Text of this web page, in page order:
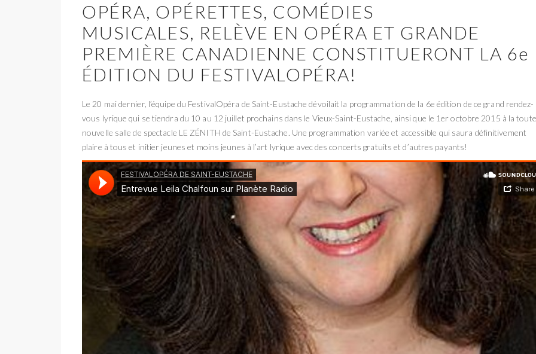
OPÉRA, OPÉRETTES, COMÉDIES
MUSICALES, RELÈVE EN OPÉRA ET GRANDE
PREMIÈRE CANADIENNE CONSTITUERONT LA 6e
ÉDITION DU FESTIVALOPÉRA!
Le 20 mai dernier, l’équipe du FestivalOpéra de Saint-Eustache dévoilait la programmation de la 6e édition de ce grand rendez-
vous lyrique qui se tiendra du 10 au 12 juillet prochains dans le Vieux-Saint-Eustache, ainsi que le 1er octobre 2015 à la toute
nouvelle salle de spectacle LE ZÉNITH de Saint-Eustache. Une programmation variée et accessible qui saura définitivement
plaire à tous et initier jeunes et moins jeunes à l’art lyrique avec des concerts gratuits et d’autres payants!